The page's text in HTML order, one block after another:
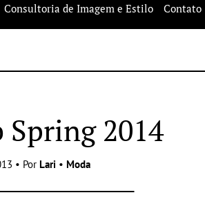
Consultoria de Imagem e Estilo Contato
Spring 2014
• Por Lari • Moda